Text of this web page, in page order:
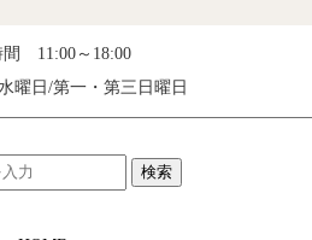
間 11:00～18:00
曜日/第一・第三日曜日
検索